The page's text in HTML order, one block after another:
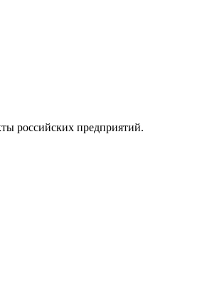
российских предприятий.